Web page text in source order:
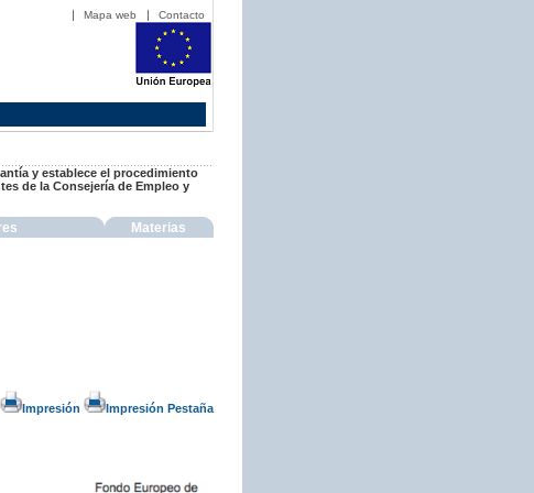
Mapa web Contacto
y establece el procedimiento
de la Consejería de Empleo y
Materias
Impresión Impresión Pestaña